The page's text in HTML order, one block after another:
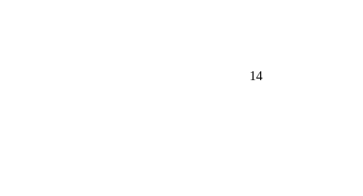
14